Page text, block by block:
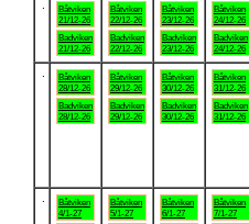
Båtviken
21/12-26
Badviken
21/12-26
Båtviken
22/12-26
Badviken
22/12-26
Båtviken
23/12-26
Badviken
23/12-26
Båtviken
24/12-26
Badviken
24/12-26
Båtviken
28/12-26
Badviken
28/12-26
Båtviken
29/12-26
Badviken
29/12-26
Båtviken
30/12-26
Badviken
30/12-26
Båtviken
31/12-26
Badviken
31/12-26
Båtviken
4/1-27
Båtviken
5/1-27
Båtviken
6/1-27
Båtviken
7/1-27